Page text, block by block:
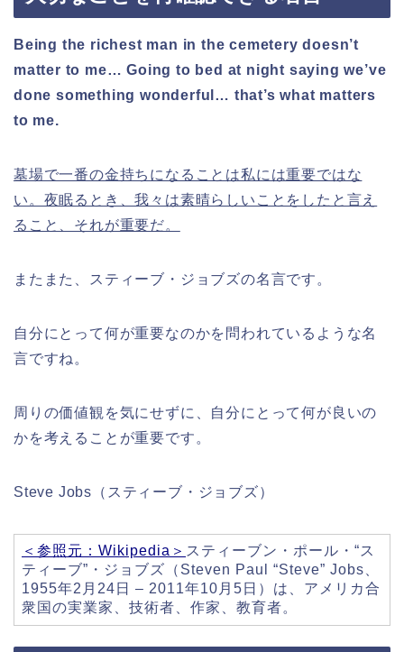
Being the richest man in the cemetery doesn’t
matter to me… Going to bed at night saying we’ve
done something wonderful… that’s what matters
to me.
墓場で一番の金持ちになることは私には重要ではな
い。夜眠るとき、我々は素晴らしいことをしたと言え
ること、それが重要だ。
またまた、スティーブ・ジョブズの名言です。
自分にとって何が重要なのかを問われているような名
言ですね。
周りの価値観を気にせずに、自分にとって何が良いの
かを考えることが重要です。
Steve Jobs（スティーブ・ジョブズ）
＜参照元：Wikipedia＞ スティーブン・ポール・“ス
ティーブ”・ジョブズ（Steven Paul “Steve” Jobs、
1955年2月24日 – 2011年10月5日）は、アメリカ合
衆国の実業家、技術者、作家、教育者。